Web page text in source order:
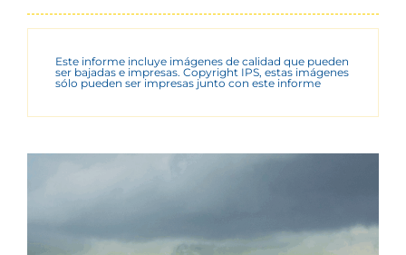
Este informe incluye imágenes de calidad que pueden
ser bajadas e impresas. Copyright IPS, estas imágenes
sólo pueden ser impresas junto con este informe